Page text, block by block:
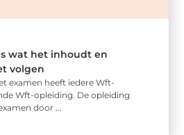
wat het inhoudt en
volgen
examen heeft iedere Wft-
Wft-opleiding. De opleiding
door ...